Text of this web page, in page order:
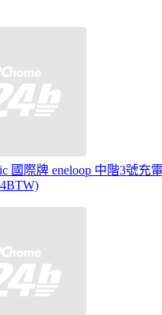
國際牌 eneloop 中階3號充